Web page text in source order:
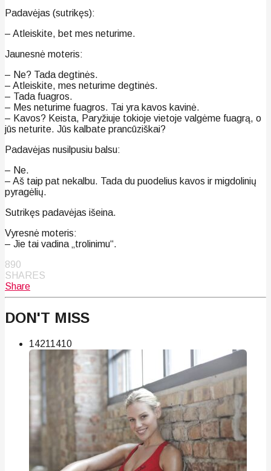
Padavėjas (sutrikęs):
– Atleiskite, bet mes neturime.
Jaunesnė moteris:
– Ne? Tada degtinės.
– Atleiskite, mes neturime degtinės.
– Tada fuagros.
– Mes neturime fuagros. Tai yra kavos kavinė.
– Kavos? Keista, Paryžiuje tokioje vietoje valgėme fuagrą, o
jūs neturite. Jūs kalbate prancūziškai?
Padavėjas nusilpusiu balsu:
– Ne.
– Aš taip pat nekalbu. Tada du puodelius kavos ir migdolinių
pyragėlių.
Sutrikęs padavėjas išeina.
Vyresnė moteris:
– Jie tai vadina „trolinimu“.
890
SHARES
Share
DON'T MISS
14211410